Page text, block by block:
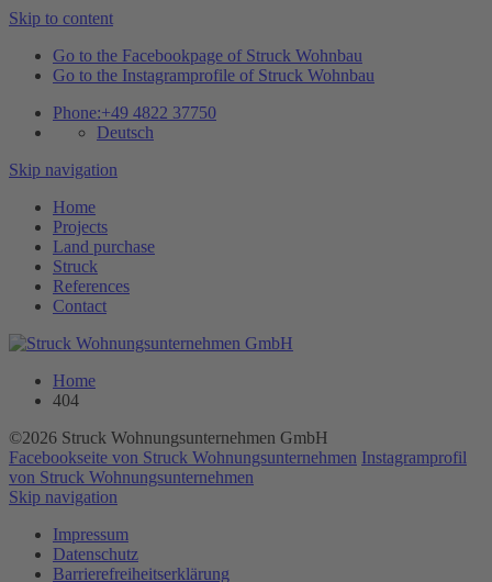
Skip to content
Go to the Facebookpage of Struck Wohnbau
Go to the Instagramprofile of Struck Wohnbau
Phone:+49 4822 37750
Deutsch
Skip navigation
Home
Projects
Land purchase
Struck
References
Contact
Home
404
©2026 Struck Wohnungsunternehmen GmbH
Facebookseite von Struck Wohnungsunternehmen Instagramprofil
von Struck Wohnungsunternehmen
Skip navigation
Impressum
Datenschutz
Barrierefreiheitserklärung